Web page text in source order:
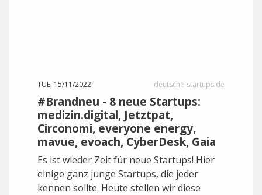
TUE, 15/11/2022 deutsche-startups.de
#Brandneu - 8 neue Startups:
medizin.digital, Jetztpat,
Circonomi, everyone energy,
mavue, evoach, CyberDesk, Gaia
Es ist wieder Zeit für neue Startups! Hier
einige ganz junge Startups, die jeder
kennen sollte. Heute stellen wir diese